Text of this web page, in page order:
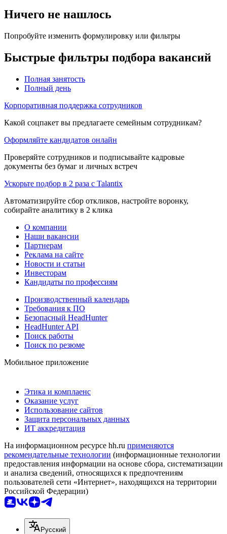
Ничего не нашлось
Попробуйте изменить формулировку или фильтры
Быстрые фильтры подбора вакансий
Полная занятость
Полный день
Корпоративная поддержка сотрудников
Какой соцпакет вы предлагаете семейным сотрудникам?
Оформляйте кандидатов онлайн
Проверяйте сотрудников и подписывайте кадровые
документы без бумаг и личных встреч
Ускорьте подбор в 2 раза с Talantix
Автоматизируйте сбор откликов, настройте воронку,
собирайте аналитику в 2 клика
О компании
Наши вакансии
Партнерам
Реклама на сайте
Новости и статьи
Инвесторам
Кандидаты по профессиям
Производственный календарь
Требования к ПО
Безопасный HeadHunter
HeadHunter API
Поиск работы
Поиск по резюме
Мобильное приложение
Этика и комплаенс
Оказание услуг
Использование сайтов
Защита персональных данных
ИТ аккредитация
На информационном ресурсе hh.ru применяются
рекомендательные технологии (информационные технологии
предоставления информации на основе сбора, систематизации
и анализа сведений, относящихся к предпочтениям
пользователей сети «Интернет», находящихся на территории
Российской Федерации)
Русский